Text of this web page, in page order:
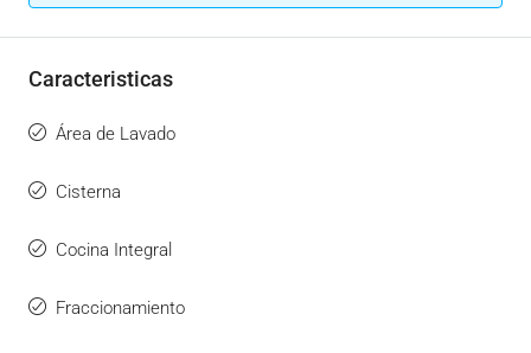
Caracteristicas
Área de Lavado
Cisterna
Cocina Integral
Fraccionamiento